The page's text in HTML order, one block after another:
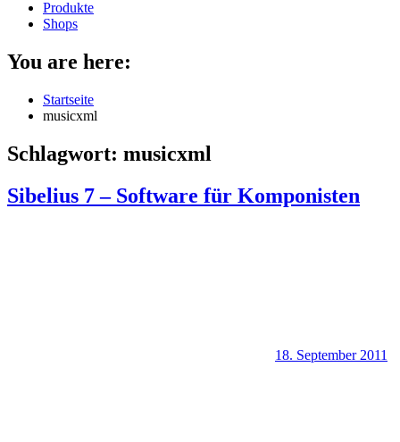
Produkte
Shops
You are here:
Startseite
musicxml
Schlagwort: musicxml
Sibelius 7 – Software für Komponisten
18. September 2011